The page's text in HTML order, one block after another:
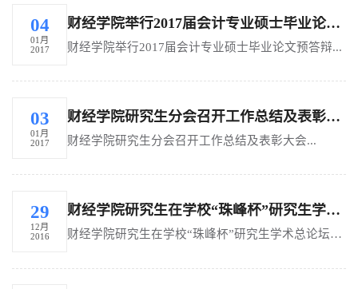
04
01月
2017
财经学院举行2017届会计专业硕士毕业论文预答辩
财经学院举行2017届会计专业硕士毕业论文预答辩...
03
01月
2017
财经学院研究生分会召开工作总结及表彰大会
财经学院研究生分会召开工作总结及表彰大会...
29
12月
2016
财经学院研究生在学校“珠峰杯”研究生学术总论坛喜获佳绩
财经学院研究生在学校“珠峰杯”研究生学术总论坛喜获佳绩...